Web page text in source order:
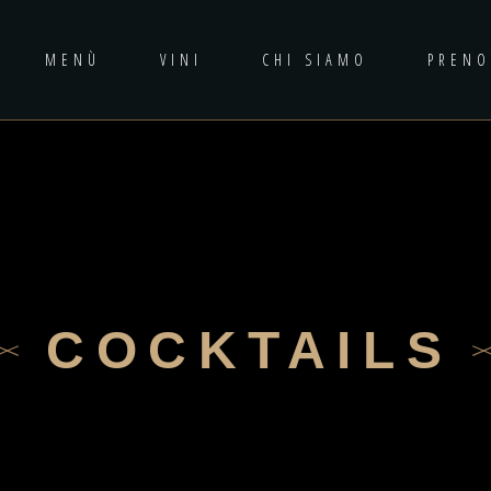
MENÙ VINI CHI SIAMO
COCKTAILS